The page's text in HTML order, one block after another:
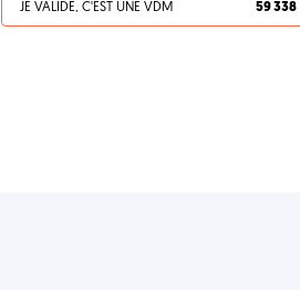
JE VALIDE, C'EST UNE VDM 59 338